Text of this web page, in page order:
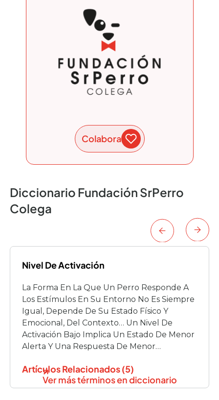
Colabora
Diccionario Fundación SrPerro
Colega
Nivel De Activación
La Forma En La Que Un Perro Responde A
Los Estímulos En Su Entorno No Es Siempre
Igual, Depende De Su Estado Físico Y
Emocional, Del Contexto… Un Nivel De
Activación Bajo Implica Un Estado De Menor
Alerta Y Una Respuesta De Menor
Un Estado De Alerta Mayor, […]
Artículos Relacionados (5)
Ver más términos en diccionario